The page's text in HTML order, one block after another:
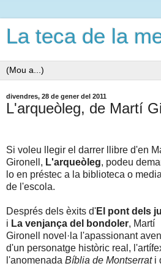
La teca de la
divendres, 28 de gener del 2011
L'arqueòleg, de Martí
Si voleu llegir el darrer llibre d'en
Gironell, L'arqueòleg, podeu
lo en préstec a la biblioteca o
de l'escola.
Després dels èxits d'El pont dels
i La venjança del bondoler, Martí
Gironell novel·la l'apassionant
d'un personatge històric real,
l'anomenada Bíblia de Montserrati